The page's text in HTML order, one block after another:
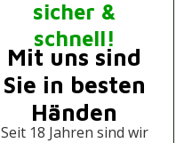
sicher &
schnell!
Mit uns sind
Sie in besten
Händen
Seit 18 Jahren sind wir